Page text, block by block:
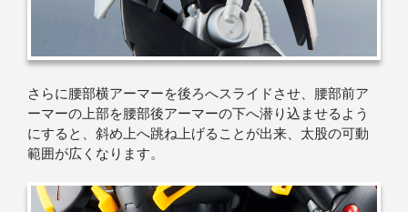
さらに腰部横アーマーを後ろへスライドさせ、腰部前ア
ーマーの上部を腰部後アーマーの下へ潜り込ませるよう
にすると、斜め上へ跳ね上げることが出来、太股の可動
範囲が広くなります。